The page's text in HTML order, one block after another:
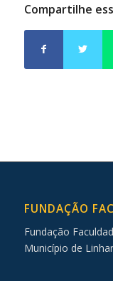
Compartilhe
FUNDAÇÃO
Fundação
Município de